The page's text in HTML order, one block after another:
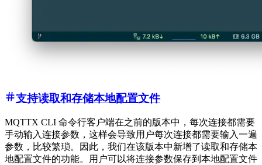
支持读取和存储本地配置文件
MQTTX CLI 命令行客户端在之前的版本中，每次连接都需要
手动输入连接参数，这样会导致用户每次连接都需要输入一遍
参数，比较繁琐。因此，我们在该版本中新增了读取和存储本
地配置文件的功能。用户可以将连接参数保存到本地配置文件